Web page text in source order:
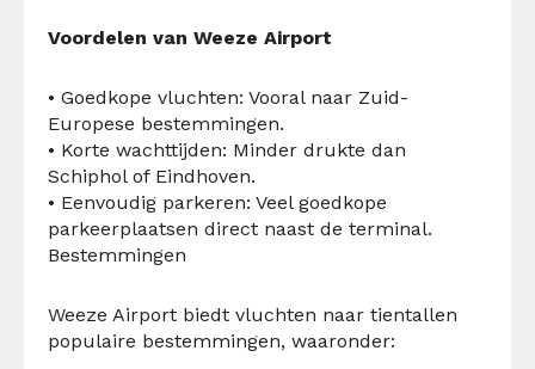
Voordelen van Weeze Airport
• Goedkope vluchten: Vooral naar Zuid-
Europese bestemmingen.
• Korte wachttijden: Minder drukte dan
Schiphol of Eindhoven.
• Eenvoudig parkeren: Veel goedkope
parkeerplaatsen direct naast de terminal.
Bestemmingen
Weeze Airport biedt vluchten naar tientallen
populaire bestemmingen, waaronder: